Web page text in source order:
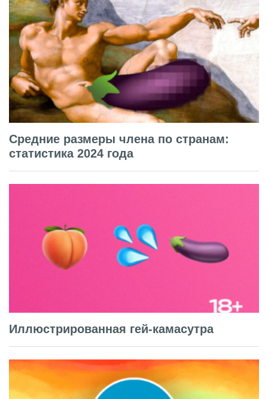
Средние размеры члена по странам:
статистика 2024 года
Иллюстрированная гей-камасутра